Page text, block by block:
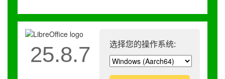
选择您的操作系统:
25.8.7